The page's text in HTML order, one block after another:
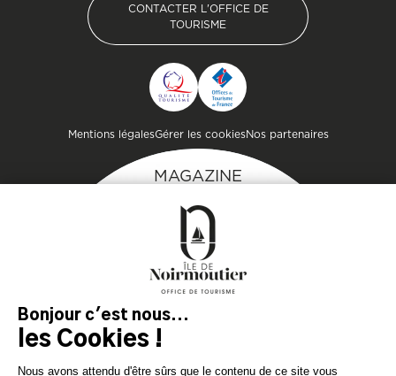
Mentions légalesGérer les cookiesNos partenaires
MAGAZINE
Inspirez-vous et
préparez votre séjour
sur l'île de Noirmoutier !
TÉLÉCHARGEZ
TÉLÉCHARGEZ
CONTACTER L'OFFICE DE
TOURISME
CONTACTER L'OFFICE DE
TOURISME